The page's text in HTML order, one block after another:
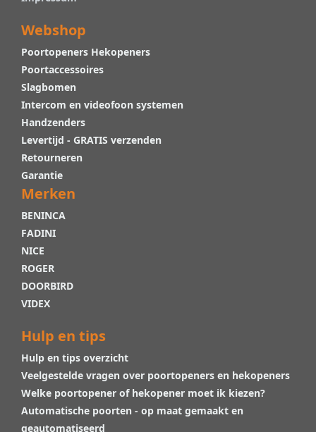
Webshop
Poortopeners Hekopeners
Poortaccessoires
Slagbomen
Intercom en videofoon systemen
Handzenders
Levertijd - GRATIS verzenden
Retourneren
Garantie
Merken
BENINCA
FADINI
NICE
ROGER
DOORBIRD
VIDEX
Hulp en tips
Hulp en tips overzicht
Veelgestelde vragen over poortopeners en hekopeners
Welke poortopener of hekopener moet ik kiezen?
Automatische poorten - op maat gemaakt en
geautomatiseerd